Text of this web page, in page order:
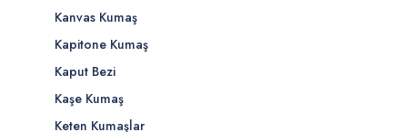
Kanvas Kumaş
Kapitone Kumaş
Kaput Bezi
Kaşe Kumaş
Keten Kumaşlar